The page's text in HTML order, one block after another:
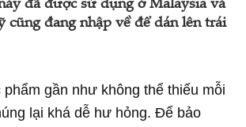
đã được sử dụng ở Malaysia và
cũng đang nhập về để dán lên trái
gần như không thể thiếu mỗi
lại khá dễ hư hỏng. Để bảo